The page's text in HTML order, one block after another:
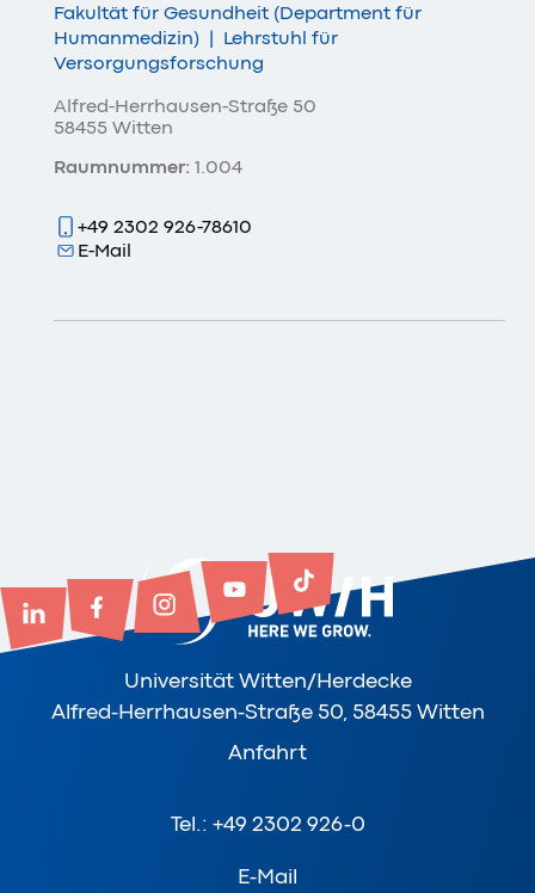
Fakultät für Gesundheit (Department für
Humanmedizin) | Lehrstuhl für
Versorgungsforschung
+49 2302 926-78610
E-Mail
Alfred-Herrhausen-Straße 50
58455 Witten
Raumnummer: 1.004
Universität Witten/Herdecke
Alfred-Herrhausen-Straße 50, 58455 Witten
Anfahrt
Tel.: +49 2302 926-0
E-Mail